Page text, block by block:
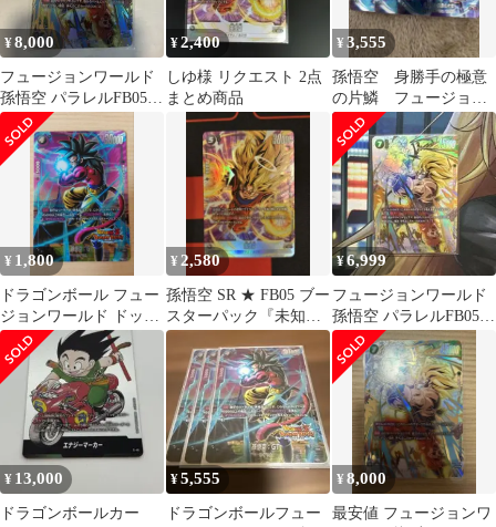
¥8,000
フュージョンワールド
孫悟空 パラレルFB05-
119 SCR★ 未知なる冒
険
¥2,400
しゆ様 リクエスト 2点
まとめ商品
¥3,555
孫悟空 身勝手の極意
の片鱗 フュージョン
ワールド 未知なる冒
険
¥ 1,800
ドラゴンボール フュー
ジョンワールド ドッカ
ンバトルコラボ 孫悟
空:GT
¥ 2,580
孫悟空 SR ★ FB05 ブー
スターパック『未知な
る冒険』 FB05-100
¥6,999
フュージョンワールド
孫悟空 パラレルFB05-
119 SCR★ 未知なる冒
険
¥ 13,000
ドラゴンボールカー
¥5,555
ドラゴンボールフュー
¥8,000
最安値 フュージョンワ